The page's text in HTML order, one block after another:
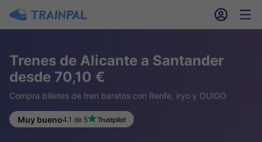
󱎓 󱒨
Trenes de Alicante a Santander
desde 70,10 €
Compra billetes de tren baratos con Renfe, iryo y OUIGO
Muy bueno4.1 de 5